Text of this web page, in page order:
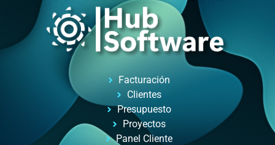
Facturación
Clientes
Presupuesto
Proyectos
Panel Cliente